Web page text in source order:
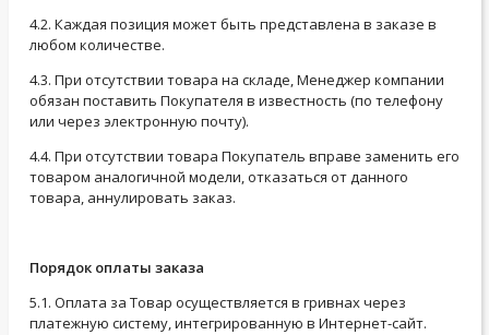
4.2. Каждая позиция может быть представлена в заказе в
любом количестве.
4.3. При отсутствии товара на складе, Менеджер компании
обязан поставить Покупателя в известность (по телефону
или через электронную почту).
4.4. При отсутствии товара Покупатель вправе заменить его
товаром аналогичной модели, отказаться от данного
товара, аннулировать заказ.
Порядок оплаты заказа
5.1. Оплата за Товар осуществляется в гривнах через
платежную систему, интегрированную в Интернет-сайт.